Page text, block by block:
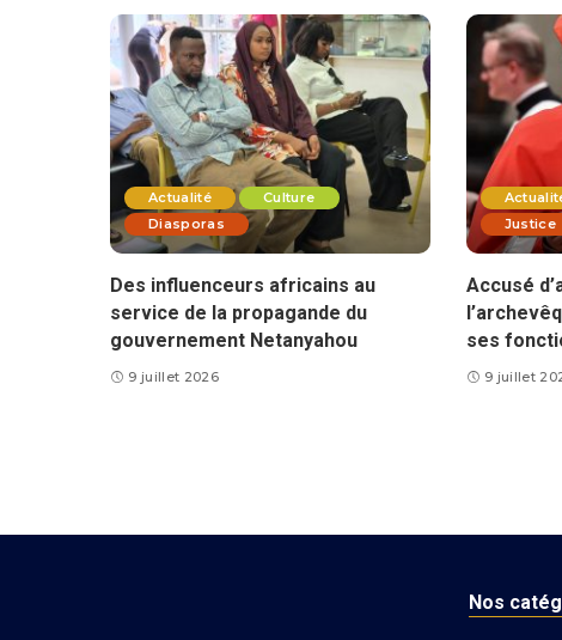
Actualité
Culture
Diasporas
Des influenceurs africains au
service de la propagande du
gouvernement Netanyahou
9 juillet 2026
Justice
Accusé
ses
9 juillet
Nos